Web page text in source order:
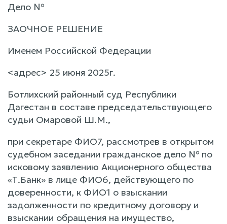
Дело №
ЗАОЧНОЕ РЕШЕНИЕ
Именем Российской Федерации
<адрес> 25 июня 2025г.
Ботлихский районный суд Республики
Дагестан в составе председательствующего
судьи Омаровой Ш.М.,
при секретаре ФИО7, рассмотрев в открытом
судебном заседании гражданское дело № по
исковому заявлению Акционерного общества
«Т.Банк» в лице ФИО6, действующего по
доверенности, к ФИО1 о взыскании
задолженности по кредитному договору и
взыскании обращения на имущество,